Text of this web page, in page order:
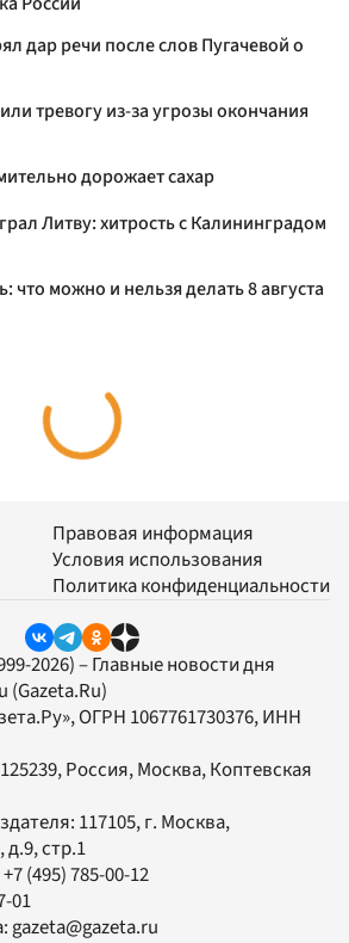
дар речи после слов Пугачевой о
тревогу из-за угрозы окончания
дорожает сахар
Литву: хитрость с Калининградом
что можно и нельзя делать 8 августа
Правовая информация
Условия использования
Политика конфиденциальности
2026) – Главные новости дня
(Gazeta.Ru)
, ОГРН 1067761730376, ИНН
Россия, Москва, Коптевская
117105, г. Москва,
стр.1
+7 (495) 785-00-12
01
gazeta@gazeta.ru